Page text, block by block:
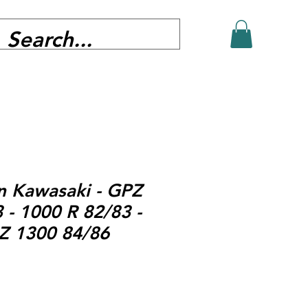
Kawasaki - GPZ
- 1000 R 82/83 -
1300 84/86